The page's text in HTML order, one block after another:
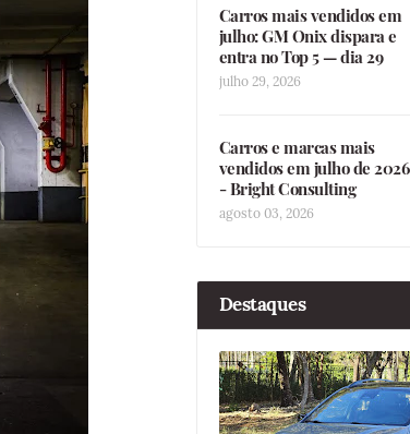
Carros mais vendidos em
julho: GM Onix dispara e
entra no Top 5 — dia 29
julho 29, 2026
Carros e marcas mais
vendidos em julho de 2026
- Bright Consulting
agosto 03, 2026
Destaques